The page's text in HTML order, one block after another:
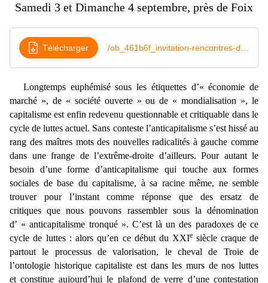
Samedi 3 et Dimanche 4 septembre, près de Foix
Télécharger
Longtemps euphémisé sous les étiquettes d’« économie de
marché », de « société ouverte » ou de « mondialisation », le
capitalisme est enfin redevenu questionnable et critiquable dans le
cycle de luttes actuel. Sans conteste l’anticapitalisme s’est hissé au
rang des maîtres mots des nouvelles radicalités à gauche comme
dans une frange de l’extrême-droite d’ailleurs. Pour autant le
besoin d’une forme d’anticapitalisme qui touche aux formes
sociales de base du capitalisme, à sa racine même, ne semble
trouver pour l’instant comme réponse que des ersatz de
critiques que nous pouvons rassembler sous la dénomination
d’ « anticapitalisme tronqué ». C’est là un des paradoxes de ce
cycle de luttes : alors qu’en ce début du XXIe siècle craque de
partout le processus de valorisation, le cheval de Troie de
l’ontologie historique capitaliste est dans les murs de nos luttes
et constitue aujourd’hui le plafond de verre d’une contestation